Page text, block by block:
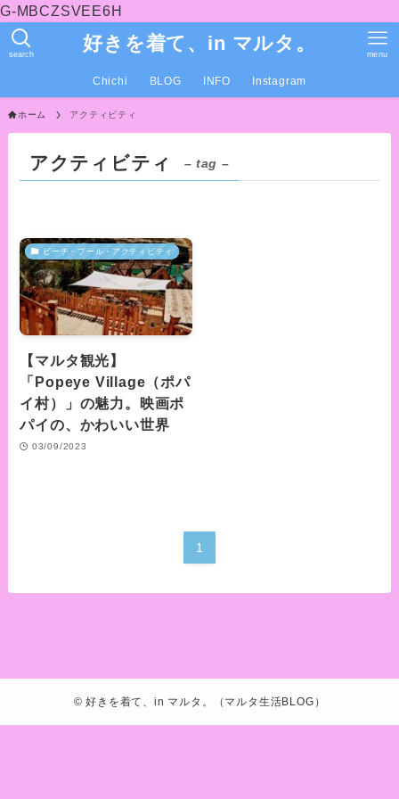
G-MBCZSVEE6H
好きを着て、in マルタ。
search menu
Chichi BLOG INFO Instagram
ホーム アクティビティ
アクティビティ – tag –
ビーチ・プール・アクティビティ
【マルタ観光】
「Popeye Village（ポパ
イ村）」の魅力。映画ポ
パイの、かわいい世界
03/09/2023
1
© 好きを着て、in マルタ。（マルタ生活BLOG）